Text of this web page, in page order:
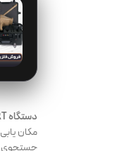
دستگاه TITAN 500 SMART